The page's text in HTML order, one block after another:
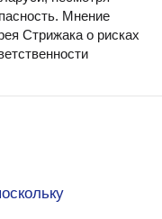
Мнение
Стрижака о рисках